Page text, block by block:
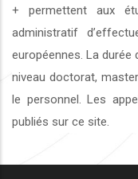
+ permettent aux
administratif
européennes. La
niveau doctorat,
le personnel. Les
publiés sur ce site.